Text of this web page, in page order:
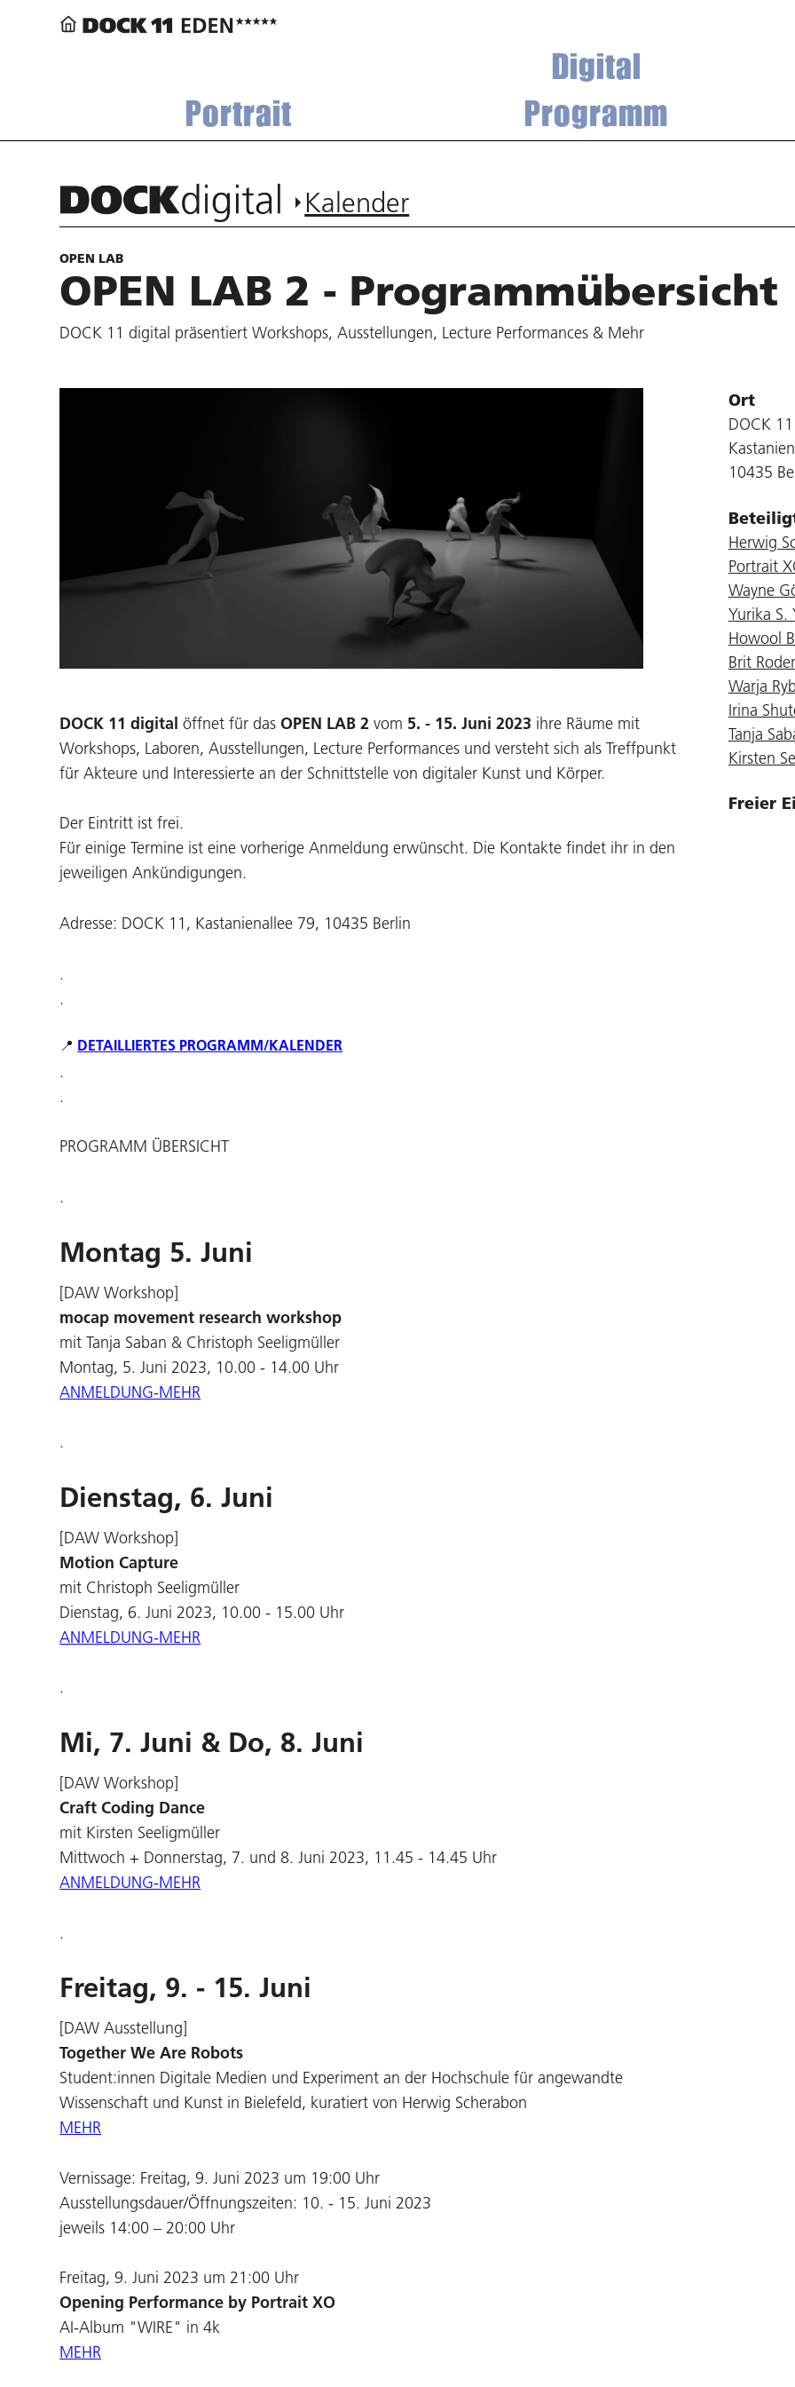
Digital
Portrait
Programm
Kalender
OPEN LAB
OPEN LAB 2 - Programmübersicht
DOCK 11 digital präsentiert Workshops, Ausstellungen, Lecture Performances & Mehr
DOCK 11 digital öffnet für dasOPEN LAB 2 vom 5. - 15. Juni 2023 ihre Räume mit
Workshops, Laboren, Ausstellungen, Lecture Performances und versteht sich als Treffpunkt
für Akteure und Interessierte an der Schnittstelle von digitaler Kunst und Körper.
Der Eintritt ist frei.
Für einige Termine ist eine vorherige Anmeldung erwünscht. Die Kontakte findet ihr in den
jeweiligen Ankündigungen.
Adresse: DOCK 11, Kastanienallee 79, 10435 Berlin
.
.
📍 DETAILLIERTES PROGRAMM/KALENDER
.
.
PROGRAMM ÜBERSICHT
.
Montag 5. Juni
[DAW Workshop]
mocap movement research workshop
mit Tanja Saban & Christoph Seeligmüller
Montag, 5. Juni 2023, 10.00 - 14.00 Uhr
ANMELDUNG-MEHR
.
Dienstag, 6. Juni
[DAW Workshop]
Motion Capture
mit Christoph Seeligmüller
Dienstag, 6. Juni 2023, 10.00 - 15.00 Uhr
ANMELDUNG-MEHR
.
Mi, 7. Juni & Do, 8. Juni
[DAW Workshop]
Craft Coding Dance
mit Kirsten Seeligmüller
Mittwoch + Donnerstag, 7. und 8. Juni 2023, 11.45 - 14.45 Uhr
ANMELDUNG-MEHR
.
Freitag, 9. - 15. Juni
[DAW Ausstellung]
Together We Are Robots
Student:innen Digitale Medien und Experiment an der Hochschule für angewandte
Wissenschaft und Kunst in Bielefeld, kuratiert von Herwig Scherabon
MEHR
Vernissage: Freitag, 9. Juni 2023 um 19:00 Uhr
Ausstellungsdauer/Öffnungszeiten: 10. - 15. Juni 2023
jeweils 14:00 – 20:00 Uhr
Freitag, 9. Juni 2023 um 21:00 Uhr
Opening Performance by Portrait XO
AI-Album "WIRE" in 4k
MEHR
Ort
DOCK 11
10435
Herwig
Portrait
Wayne
Yurika S.
Howool
Brit
Warja
Irina
Tanja
Kirsten
Freier